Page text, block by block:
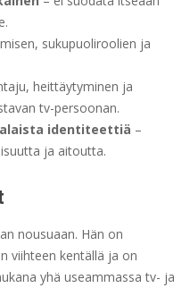
sukupuoliroolien ja
heittäytyminen ja
tv-persoonan.
identiteettiä –
ja aitoutta.
nousuaan. Hän on
viihteen kentällä ja on
yhä useammassa tv- ja